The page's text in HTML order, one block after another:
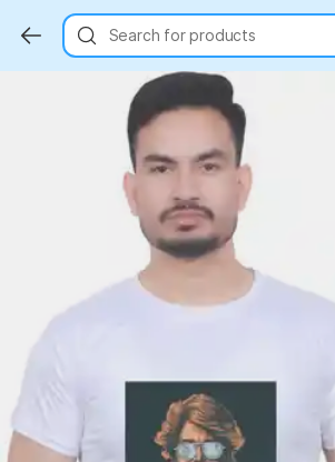
Search for products